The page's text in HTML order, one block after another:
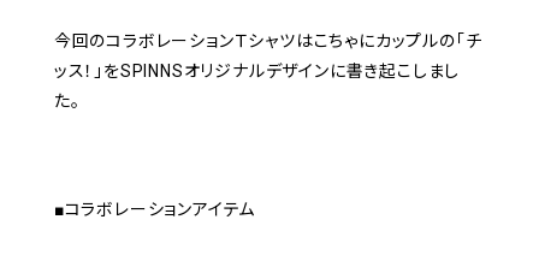
今回のコラボレーションＴシャツはこちゃにカップルの「チ
ッス！」をSPINNSオリジナルデザインに書き起こしまし
た。
■コラボレーションアイテム